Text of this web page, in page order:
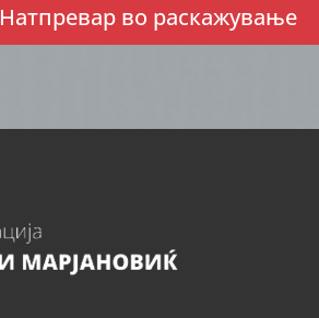
Натпревар во раскажување